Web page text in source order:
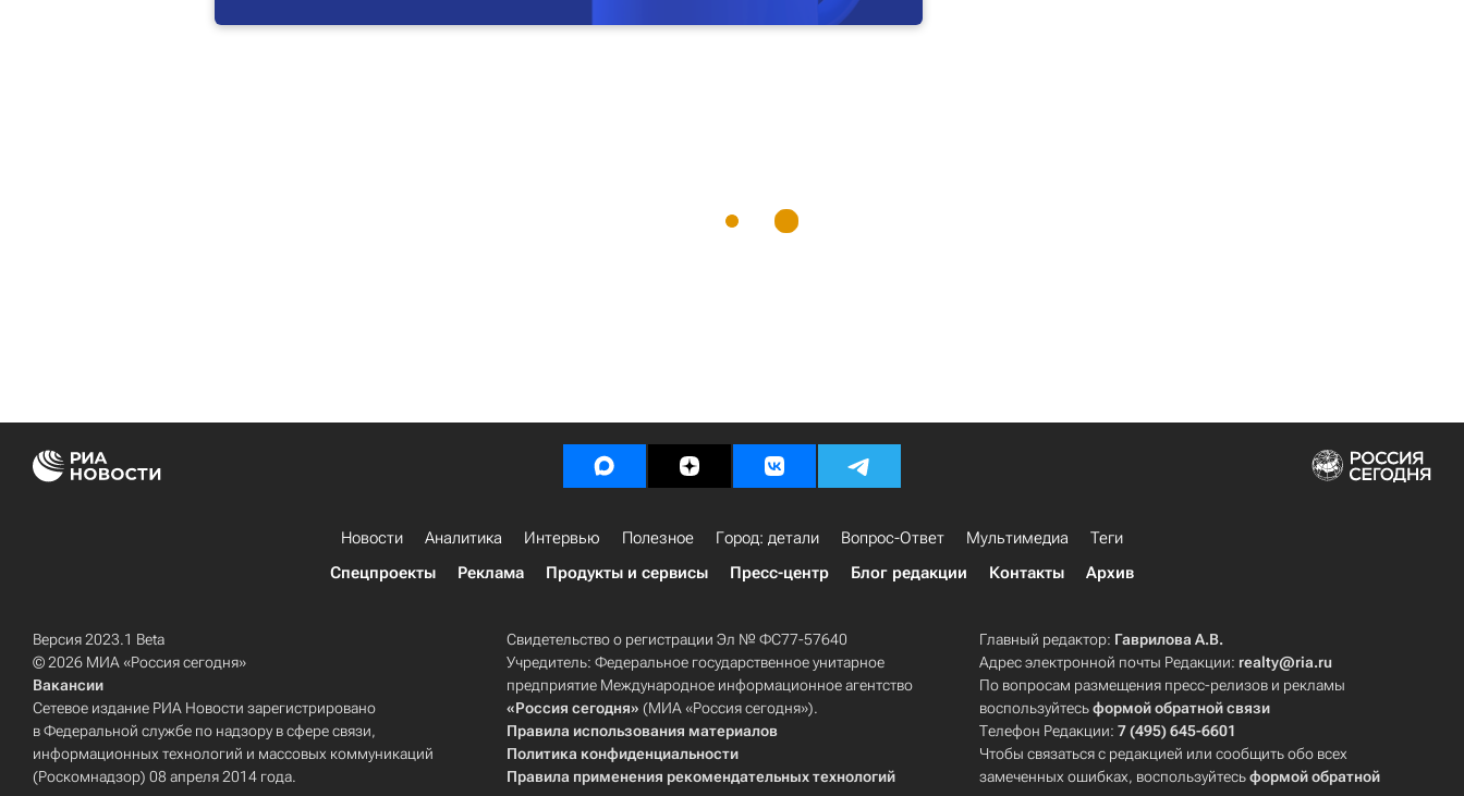
Новости Аналитика Интервью Полезное Город: детали Вопрос-Ответ Мультимедиа
Теги
Спецпроекты
Реклама Продукты и сервисы Пресс-центр Блог редакции Контакты Архив
Версия 2023.1 Beta
© 2026 МИА «Россия сегодня»
Вакансии
Сетевое издание РИА Новости зарегистрировано
в Федеральной службе по надзору в сфере связи,
информационных технологий и массовых коммуникаций
(Роскомнадзор) 08 апреля 2014 года.
Свидетельство о регистрации Эл № ФС77-57640
Учредитель: Федеральное государственное унитарное
предприятие Международное информационное агентство
«Россия сегодня» (МИА «Россия сегодня»).
Правила использования материалов
Политика конфиденциальности
Правила применения рекомендательных технологий
Главный редактор: Гаврилова А.В.
Адрес электронной почты Редакции: realty@ria.ru
По вопросам размещения пресс-релизов и рекламы
воспользуйтесьформой обратной связи
Телефон Редакции:7 (495) 645-6601
Чтобы связаться с редакцией или сообщить обо всех
замеченных ошибках, воспользуйтесьформой обратной